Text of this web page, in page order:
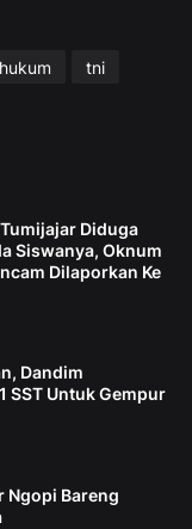
hukum
tni
Diduga
Siswanya, Oknum
Dilaporkan Ke
Dandim
SST Untuk Gempur
Ngopi Bareng